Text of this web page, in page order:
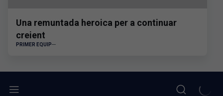
Una remuntada heroica per a continuar
creient
PRIMER EQUIP